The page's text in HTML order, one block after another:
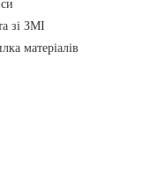
зі ЗМІ
матеріалів